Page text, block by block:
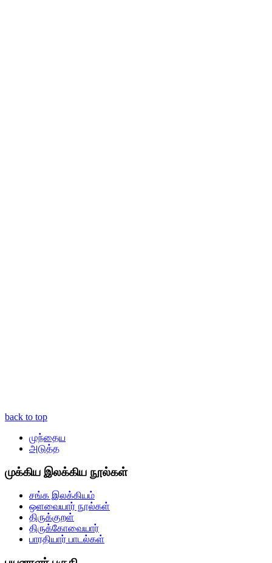
back to top
முந்தைய
அடுத்த
முக்கிய இலக்கிய நூல்கள்
சங்க இலக்கியம்
ஒளவையார் நூல்கள்
திருக்குறள்
திருக்கோவையார்
பாரதியார் பாடல்கள்